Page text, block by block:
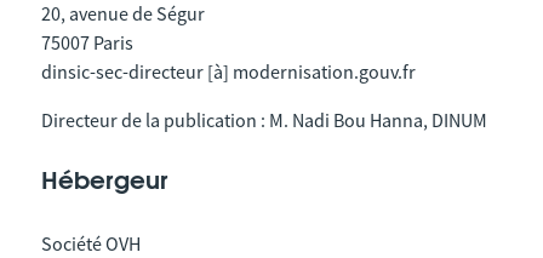
20, avenue de Ségur
75007 Paris
dinsic-sec-directeur [à] modernisation.gouv.fr
Directeur de la publication : M. Nadi Bou Hanna, DINUM
Hébergeur
Société OVH